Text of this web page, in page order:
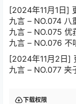
[2024年11月1日]
九言 – NO.074
九言 – NO.075
九言 – NO.076
[2024年11月2日]
九言 – NO.077 夹
下载权限